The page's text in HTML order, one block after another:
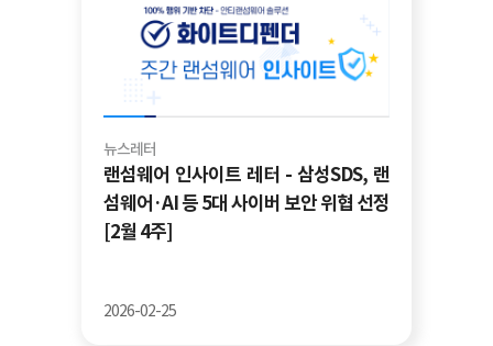
뉴스레터
랜섬웨어 인사이트 레터 - 삼성SDS, 랜
섬웨어·AI 등 5대 사이버 보안 위협 선정
[2월 4주]
2026-02-25